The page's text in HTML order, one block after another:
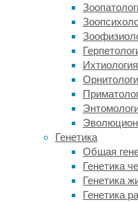
Ихтиология
Генетика
Общая
Генетика
Генетика
Генетика
мире
продолжает
расти
спрос
на
дизайнерские
породы
собак.
Это
внутривидовые
гибриды,
которых
выводят